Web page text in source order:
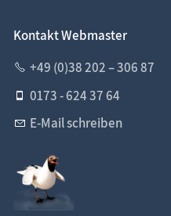
Kontakt Webmaster
+49 (0)38 202 – 306 87
0173 - 624 37 64
E-Mail schreiben